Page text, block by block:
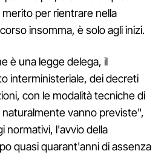
per rientrare nella
insomma, è solo agli inizi.
è una legge delega, il
interministeriale, dei decreti
con le modalità tecniche di
vanno previste",
normativi, l'avvio della
quasi quarant'anni di assenza